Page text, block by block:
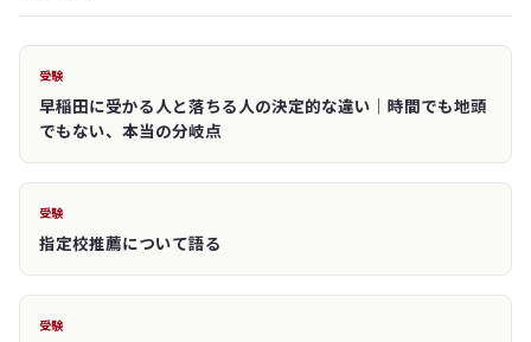
受験
早稲田に受かる人と落ちる人の決定的な違い｜時間でも地頭
でもない、本当の分岐点
受験
指定校推薦について語る
受験